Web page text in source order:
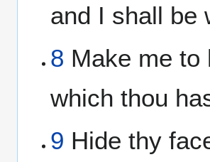
and I shall be
8 Make me to
which thou
9 Hide thy